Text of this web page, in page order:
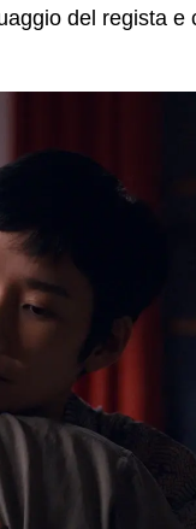
del regista e